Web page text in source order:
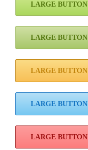
LARGE BUTTON
LARGE BUTTON
LARGE BUTTON
LARGE BUTTON
LARGE BUTTON